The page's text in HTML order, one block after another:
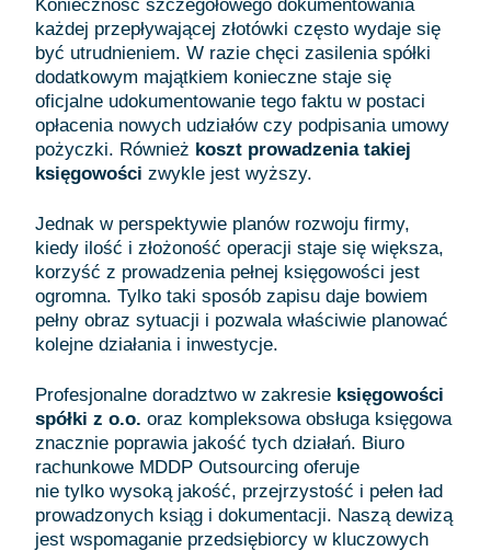
Konieczność szczegółowego dokumentowania
każdej przepływającej złotówki często wydaje się
być utrudnieniem. W razie chęci zasilenia spółki
dodatkowym majątkiem konieczne staje się
oficjalne udokumentowanie tego faktu w postaci
opłacenia nowych udziałów czy podpisania umowy
pożyczki. Również koszt prowadzenia takiej
księgowości zwykle jest wyższy.
Jednak w perspektywie planów rozwoju firmy,
kiedy ilość i złożoność operacji staje się większa,
korzyść z prowadzenia pełnej księgowości jest
ogromna. Tylko taki sposób zapisu daje bowiem
pełny obraz sytuacji i pozwala właściwie planować
kolejne działania i inwestycje.
Profesjonalne doradztwo w zakresie księgowości
spółki z o.o. oraz kompleksowa obsługa księgowa
znacznie poprawia jakość tych działań. Biuro
rachunkowe MDDP Outsourcing oferuje
nie tylko wysoką jakość, przejrzystość i pełen ład
prowadzonych ksiąg i dokumentacji. Naszą dewizą
jest wspomaganie przedsiębiorcy w kluczowych